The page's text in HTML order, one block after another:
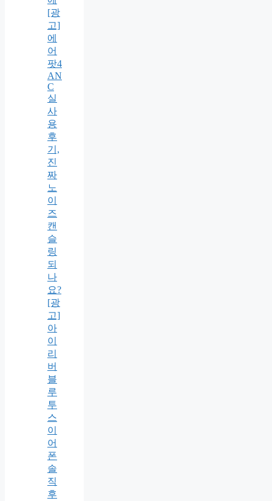
[광
고]
에
어
팟4
AN
C
실
사
용
후
기,
진
짜
노
이
즈
캔
슬
링
되
나
요?
[광
고]
아
이
리
버
블
루
투
스
이
어
폰
솔
직
후